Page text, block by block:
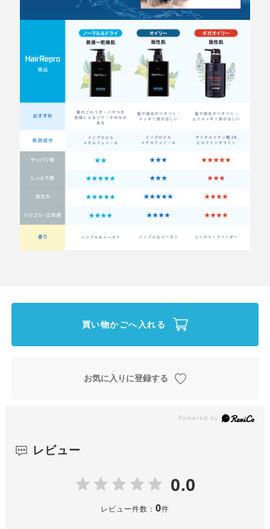
買い物かごへ入れる
お気に入りに登録する
レビュー
0.0
レビュー件数： 0件